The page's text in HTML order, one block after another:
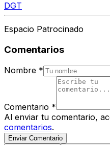
DGT
Espacio Patrocinado
Comentarios
Nombre *
Comentario *
Al enviar tu comentario,
comentarios.
Enviar Comentario